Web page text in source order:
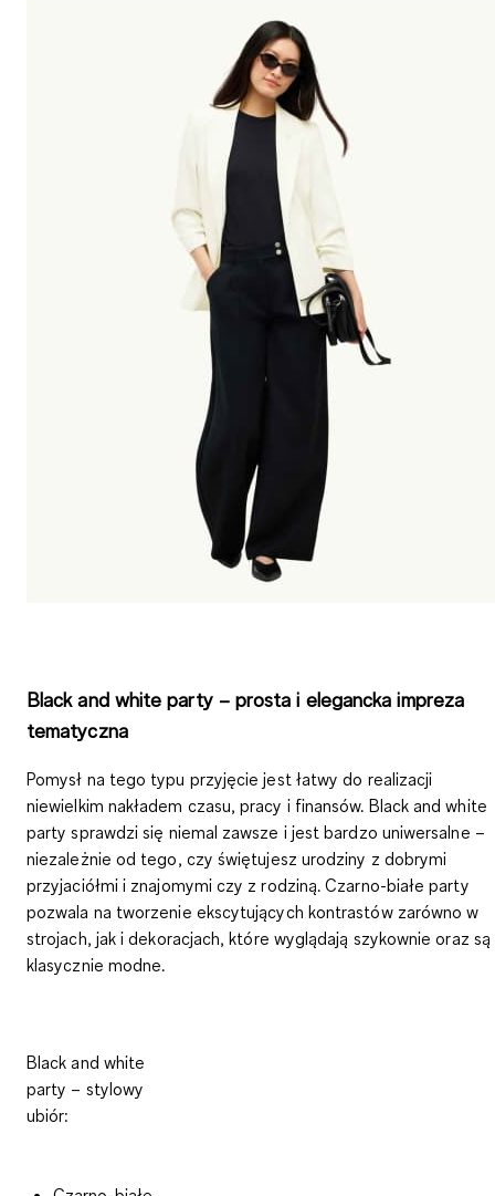
Black and white party – prosta i elegancka impreza
tematyczna
Pomysł na tego typu przyjęcie jest łatwy do realizacji
niewielkim nakładem czasu, pracy i finansów. Black and white
party sprawdzi się niemal zawsze i jest bardzo uniwersalne –
niezależnie od tego, czy świętujesz urodziny z dobrymi
przyjaciółmi i znajomymi czy z rodziną. Czarno-białe party
pozwala na tworzenie ekscytujących kontrastów zarówno w
strojach, jak i dekoracjach, które wyglądają szykownie oraz są
klasycznie modne.
Black and white
party – stylowy
ubiór: